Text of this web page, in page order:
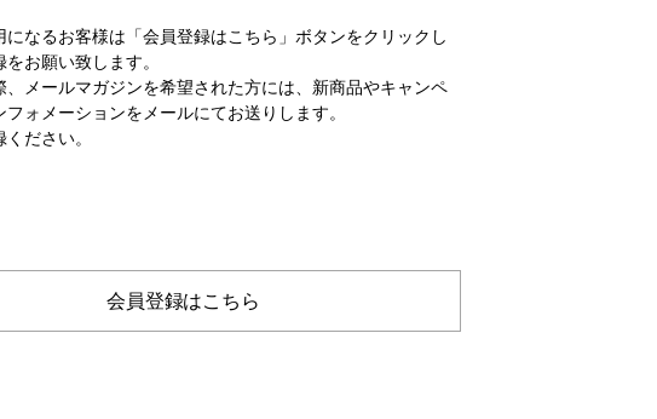
になるお客様は「会員登録はこちら」ボタンをクリックし
お願い致します。
メールマガジンを希望された方には、新商品やキャンペ
ォメーションをメールにてお送りします。
ださい。
会員登録はこちら